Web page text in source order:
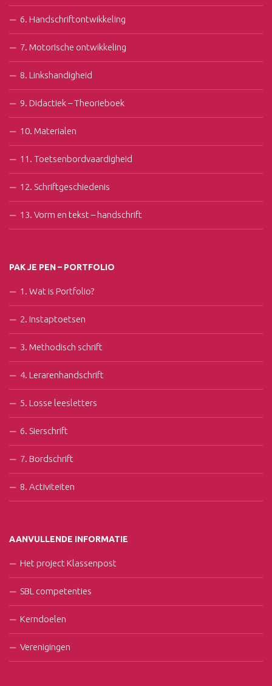
6. Handschriftontwikkeling
7. Motorische ontwikkeling
8. Linkshandigheid
9. Didactiek – Theorieboek
10. Materialen
11. Toetsenbordvaardigheid
12. Schriftgeschiedenis
13. Vorm en tekst – handschrift
PAK JE PEN – PORTFOLIO
1. Wat is Portfolio?
2. Instaptoetsen
3. Methodisch schrift
4. Lerarenhandschrift
5. Losse leesletters
6. Sierschrift
7. Bordschrift
8. Activiteiten
AANVULLENDE INFORMATIE
Het project Klassenpost
SBL competenties
Kerndoelen
Verenigingen